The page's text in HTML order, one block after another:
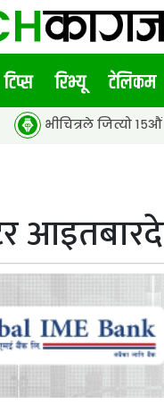
टिप्स रिभ्यू टेलिकम
जित्यो १५औं एसीईएफ